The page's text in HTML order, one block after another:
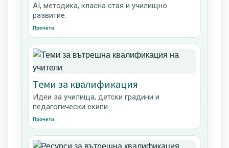
AI, методика, класна стая и училищно
развитие.
Прочети
Теми за квалификация
Идеи за училища, детски градини и
педагогически екипи.
Прочети